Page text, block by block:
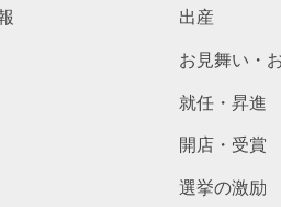
出産
お見舞い・
就任・昇進
開店・受賞
選挙の激励